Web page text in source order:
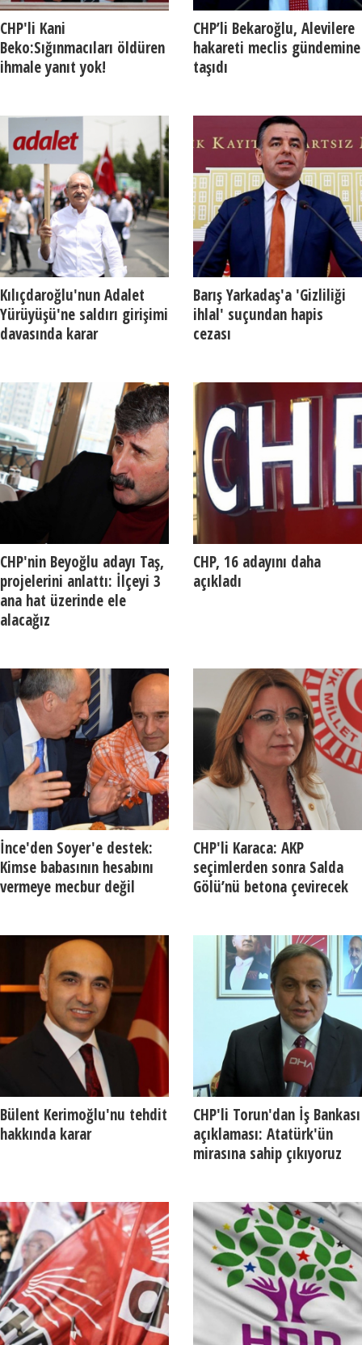
CHP'li Kani
Beko:Sığınmacıları öldüren
ihmale yanıt yok!
CHP’li Bekaroğlu, Alevilere
hakareti meclis gündemine
taşıdı
Kılıçdaroğlu'nun Adalet
Yürüyüşü'ne saldırı girişimi
davasında karar
Barış Yarkadaş'a 'Gizliliği
ihlal' suçundan hapis
cezası
CHP'nin Beyoğlu adayı Taş,
projelerini anlattı: İlçeyi 3
ana hat üzerinde ele
alacağız
CHP, 16 adayını daha
açıkladı
İnce'den Soyer'e destek:
Kimse babasının hesabını
vermeye mecbur değil
CHP'li Karaca: AKP
seçimlerden sonra Salda
Gölü’nü betona çevirecek
Bülent Kerimoğlu'nu tehdit
hakkında karar
CHP'li Torun'dan İş Bankası
açıklaması: Atatürk'ün
mirasına sahip çıkıyoruz